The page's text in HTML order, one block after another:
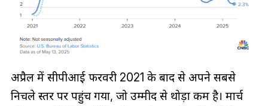
अप्रैल में सीपीआई फरवरी 2021 के बाद से अपने सबसे
निचले स्तर पर पहुंच गया, जो उम्मीद से थोड़ा कम है। मार्च